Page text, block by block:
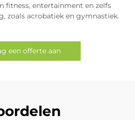
fitness, entertainment en zelfs
zoals acrobatiek en gymnastiek.
een offerte aan